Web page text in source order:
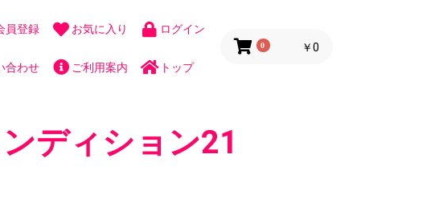
員登録 お気に入り ログイン
合わせ ご利用案内 トップ
0 ￥0
ディション21